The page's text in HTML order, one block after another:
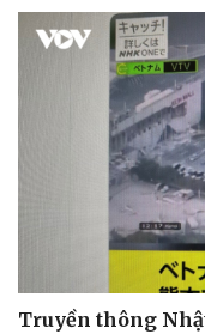
Truyền thông